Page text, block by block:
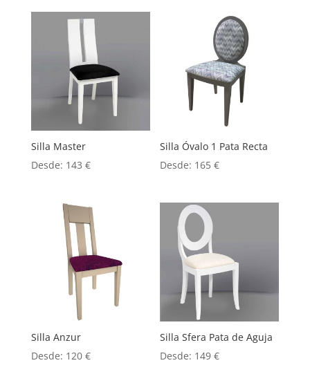
Silla Master
Desde: 143 €
Silla Óvalo 1 Pata Recta
Desde: 165€
Silla Anzur
Desde: 120 €
Silla Sfera Pata de Aguja
Desde: 149€